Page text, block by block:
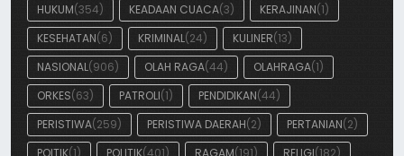
HUKUM(354) KEADAAN CUACA(3) KERAJINAN(1)
KESEHATAN(6) KRIMINAL(24) KULINER(13)
NASIONAL(906) OLAH RAGA(44) OLAHRAGA(1)
ORKES(63) PATROLI(1) PENDIDIKAN(44)
PERISTIWA(259) PERISTIWA DAERAH(2) PERTANIAN(2)
POITIK(1) POLITIK(401) RAGAM(191) RELIGI(182)